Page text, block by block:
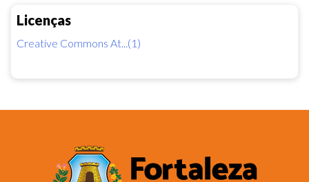
Licenças
Creative Commons At...(1)